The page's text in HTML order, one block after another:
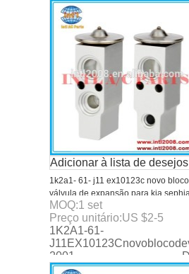
Adicionar à lista de desejos
1k2a1- 61- j11 ex10123c novo
válvula de expansão para kia
1998-2001
MOQ:1 set
Preço unitário:US $2-5
1K2A1-61-
2001